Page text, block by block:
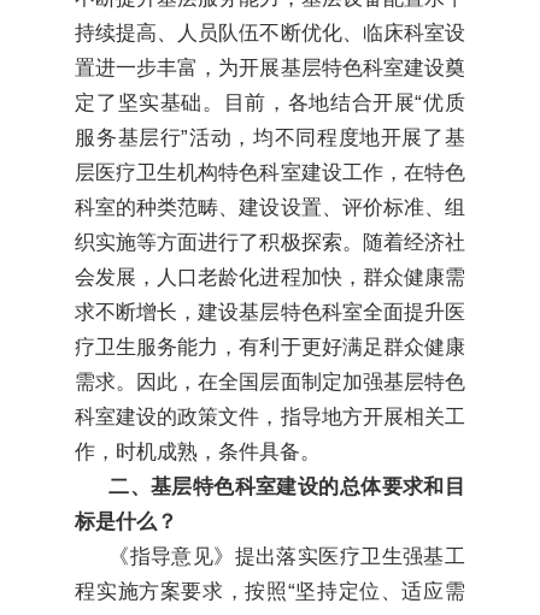
持续提高、人员队伍不断优化、临床科室设
置进一步丰富，为开展基层特色科室建设奠
定了坚实基础。目前，各地结合开展“优质
服务基层行”活动，均不同程度地开展了基
层医疗卫生机构特色科室建设工作，在特色
科室的种类范畴、建设设置、评价标准、组
织实施等方面进行了积极探索。随着经济社
会发展，人口老龄化进程加快，群众健康需
求不断增长，建设基层特色科室全面提升医
疗卫生服务能力，有利于更好满足群众健康
需求。因此，在全国层面制定加强基层特色
科室建设的政策文件，指导地方开展相关工
作，时机成熟，条件具备。
二、基层特色科室建设的总体要求和目
标是什么？
《指导意见》提出落实医疗卫生强基工
程实施方案要求，按照“坚持定位、适应需